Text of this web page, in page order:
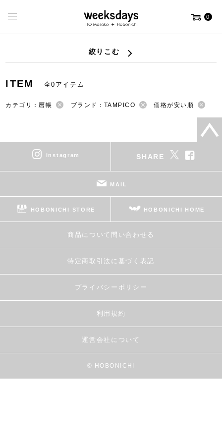
0
絞りこむ
ITEM 全0アイテム
カテゴリ：暦帳 ブランド：TAMPICO 価格が安い順
instagram SHARE
MAIL
HOBONICHI STORE HOBONICHI HOME
商品について問い合わせる
特定商取引法に基づく表記
プライバシーポリシー
利用規約
運営会社について
© HOBONICHI